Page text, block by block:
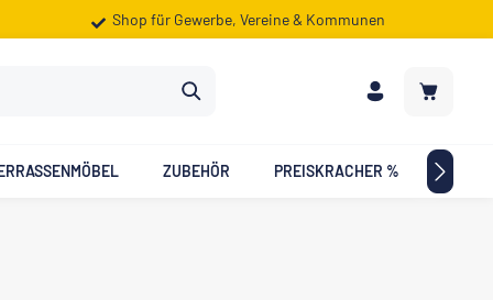
Shop für Gewerbe, Vereine & Kommunen
ZUBEHÖR PREISKRACHER %